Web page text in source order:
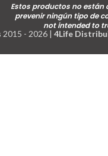
Estos productos no están
prevenir ningún tipo de
not intended to
2015 - 2026 | 4Life